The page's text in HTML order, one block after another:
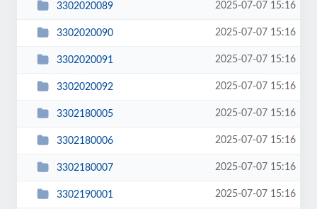
3302020089 2025-07-07 15:16
3302020090 2025-07-07 15:16
3302020091 2025-07-07 15:16
3302020092 2025-07-07 15:16
3302180005 2025-07-07 15:16
3302180006 2025-07-07 15:16
3302180007 2025-07-07 15:16
3302190001 2025-07-07 15:16